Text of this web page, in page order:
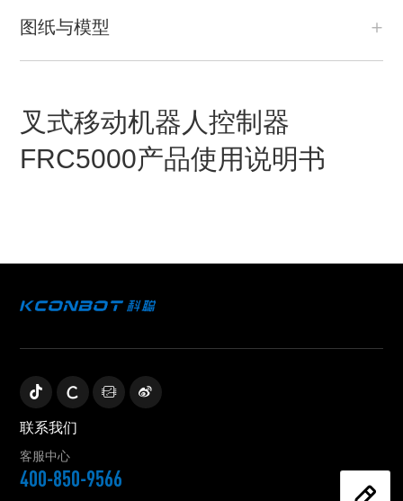
图纸与模型
叉式移动机器人控制器
FRC5000产品使用说明书
联系我们
客服中心
400-850-9566